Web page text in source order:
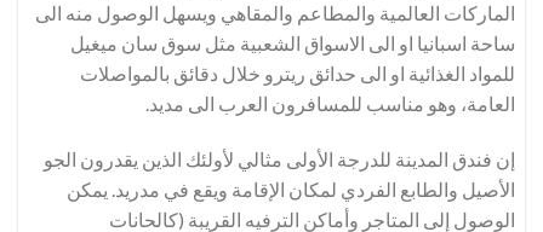
الماركات العالمية والمطاعم والمقاهي ويسهل الوصول منه الى
ساحة اسبانيا او الى الاسواق الشعبية مثل سوق سان ميغيل
للمواد الغذائية او الى حدائق ريترو خلال دقائق بالمواصلات
العامة، وهو مناسب للمسافرون العرب الى مديد.
إن فندق المدينة للدرجة الأولى مثالي لأولئك الذين يقدرون الجو
الأصيل والطابع الفردي لمكان الإقامة ويقع في مدريد. يمكن
الوصول إلى المتاجر وأماكن الترفيه القريبة (كالحانات